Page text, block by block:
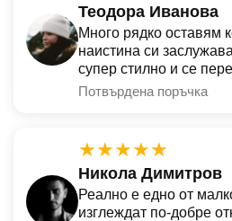
Теодора Иванова
Много рядко оставям
наистина си
супер стилно и се
Потвърдена поръчка
★★★★★
Никола Димитров
Реално е едно от
изглеждат по-добре